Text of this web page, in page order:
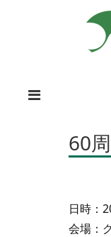
60
日時：
会場：